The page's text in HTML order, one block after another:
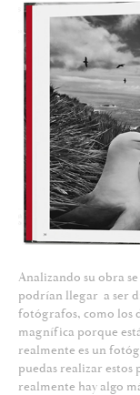
Analizando su obra
podrían llegar a ser
fotógrafos, como los
magnífica porque
realmente es un
puedas realizar estos
realmente hay algo